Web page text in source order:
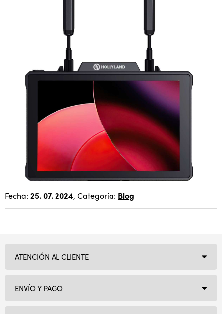
Fecha: 25. 07. 2024, Categoría: Blog
ATENCIÓN AL CLIENTE
ENVÍO Y PAGO